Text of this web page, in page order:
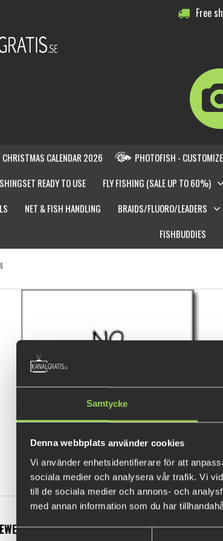
Samtycke
Denna webbplats använder cookies
Vi använder enhetsidentifierare för att
sociala medier och analysera vår trafik. Vi
till de sociala medier och annons- och
med annan information som du har
Samtyckesval
Free
CHRISTMAS CALENDAR 2026 PHOTOFISH -
READY TO USE
FLY FISHING (SALE UP TO 60%)
NET & FISH HANDLING BRAIDS/FLUORO/LEADERS
FISHBUDDIES
PRODUCTS